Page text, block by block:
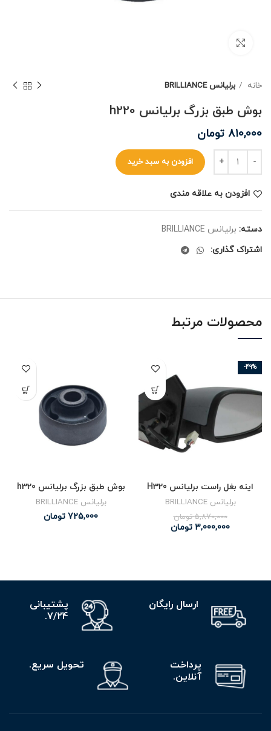
خانه برلیانس BRILLIANCE
بوش طبق بزرگ برلیانس h220
810,000 تومان
افزودن به سبد خرید
افزودن به علاقه مندی
دسته: برلیانس BRILLIANCE
اشتراک گذاری:
محصولات مرتبط
-49%
اینه بغل راست برلیانس H320
برلیانس BRILLIANCE
5,870,000 تومان
3,000,000 تومان
بوش طبق بزرگ برلیانس h320
برلیانس BRILLIANCE
725,000 تومان
ارسال رایگان
پشتیبانی
7/24.
پرداخت
آنلاین.
تحویل سریع.